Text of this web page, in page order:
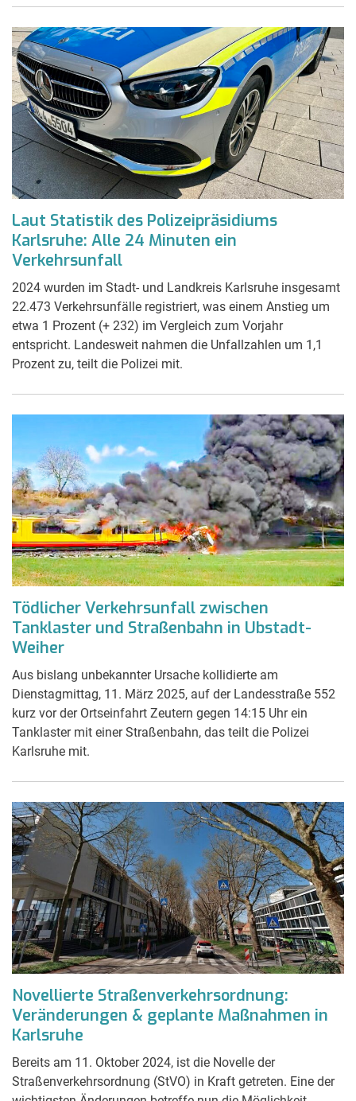
Laut Statistik des Polizeipräsidiums
Karlsruhe: Alle 24 Minuten ein
Verkehrsunfall
2024 wurden im Stadt- und Landkreis Karlsruhe insgesamt
22.473 Verkehrsunfälle registriert, was einem Anstieg um
etwa 1 Prozent (+ 232) im Vergleich zum Vorjahr
entspricht. Landesweit nahmen die Unfallzahlen um 1,1
Prozent zu, teilt die Polizei mit.
Tödlicher Verkehrsunfall zwischen
Tanklaster und Straßenbahn in Ubstadt-
Weiher
Aus bislang unbekannter Ursache kollidierte am
Dienstagmittag, 11. März 2025, auf der Landesstraße 552
kurz vor der Ortseinfahrt Zeutern gegen 14:15 Uhr ein
Tanklaster mit einer Straßenbahn, das teilt die Polizei
Karlsruhe mit.
Novellierte Straßenverkehrsordnung:
Veränderungen & geplante Maßnahmen in
Karlsruhe
Bereits am 11. Oktober 2024, ist die Novelle der
Straßenverkehrsordnung (StVO) in Kraft getreten. Eine der